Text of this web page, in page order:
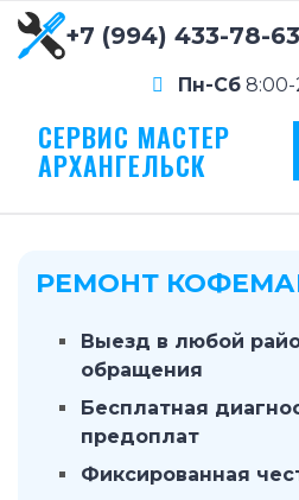
+7 (994) 433-78-63
Пн-Сб
СЕРВИС МАСТЕР
АРХАНГЕЛЬСК
РЕМОНТ
Выезд в любой
обращения
Бесплатная
предоплат
Фиксированная